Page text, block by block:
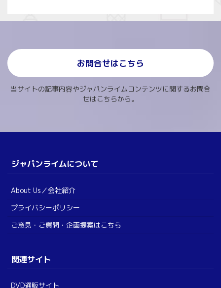
お問合せはこちら
当サイトの記事内容やジャパンライムコンテンツに関するお問合
せはこちらから。
ジャパンライムについて
About Us／会社紹介
プライバシーポリシー
ご意見・ご質問・企画提案はこちら
関連サイト
DVD通販サイト